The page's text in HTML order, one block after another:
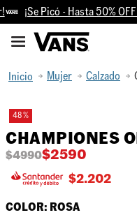
¡Se Picó - Hasta 50% OFF!
Mujer Calzado
48 %
CHAMPIONES
$2590
$4990
$2.202
COLOR: ROSA